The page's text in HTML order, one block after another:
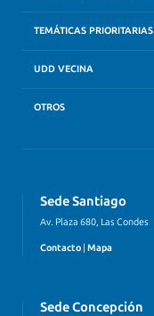
TEMÁTICAS PRIORITARIAS
UDD VECINA
OTROS
Sede Santiago
Av. Plaza 680, Las Condes
Contacto | Mapa
Sede Concepción